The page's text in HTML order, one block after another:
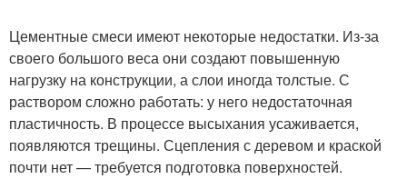
Цементные смеси имеют некоторые недостатки. Из-за
своего большого веса они создают повышенную
нагрузку на конструкции, а слои иногда толстые. С
раствором сложно работать: у него недостаточная
пластичность. В процессе высыхания усаживается,
появляются трещины. Сцепления с деревом и краской
почти нет — требуется подготовка поверхностей.